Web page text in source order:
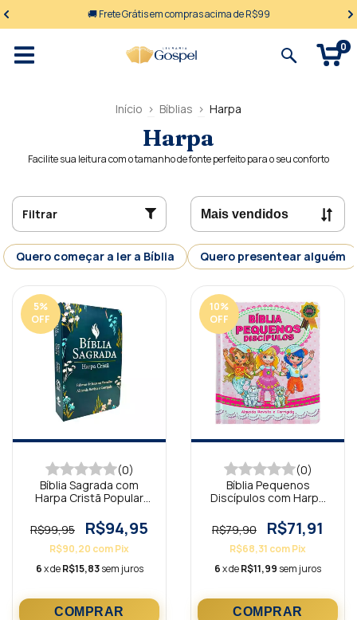
🚚 Frete Grátis em compras acima de R$99
0
Início > Bíblias > Harpa
Harpa
Facilite sua leitura com o tamanho de fonte perfeito para o seu conforto
Filtrar
Quero começar a ler a Bíblia Quero presentear alguém
5%
OFF
(0)
Bíblia Sagrada com
Harpa Cristã Popular
R$99,95
R$94,95
R$90,20 comPix
6x deR$15,83 sem juros
10%
OFF
(0)
Bíblia Pequenos
Discípulos com Harpa
R$79,90
R$71,91
R$68,31 comPix
6x deR$11,99 sem juros